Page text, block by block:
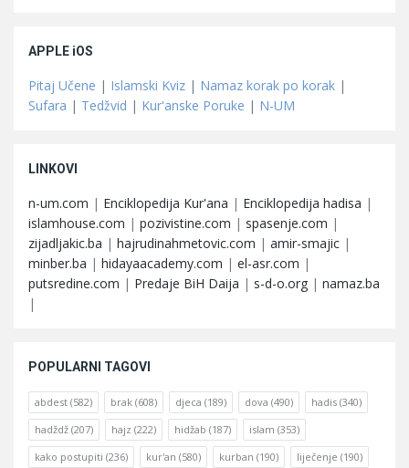
APPLE iOS
Pitaj Učene | Islamski Kviz | Namaz korak po korak |
Sufara | Tedžvid | Kur'anske Poruke | N-UM
LINKOVI
n-um.com | Enciklopedija Kur'ana | Enciklopedija hadisa |
islamhouse.com | pozivistine.com | spasenje.com |
zijadljakic.ba | hajrudinahmetovic.com | amir-smajic |
minber.ba | hidayaacademy.com | el-asr.com |
putsredine.com | Predaje BiH Daija | s-d-o.org | namaz.ba
|
POPULARNI TAGOVI
abdest (582) brak (608) djeca (189) dova (490) hadis (340)
hadždž (207) hajz (222) hidžab (187) islam (353)
kako postupiti (236) kur'an (580) kurban (190) liječenje (190)